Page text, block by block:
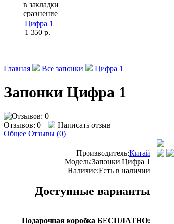
в закладки
сравнение
Цифра 1
1 350 р.
Главная Все запонки Цифра 1
Запонки Цифра 1
Отзывов: 0
Написать отзыв
Общее Отзывы (0)
Производитель:Китай
Модель:Запонки Цифра 1
Наличие:Есть в наличии
Доступные варианты
Подарочная коробка БЕСПЛАТНО: